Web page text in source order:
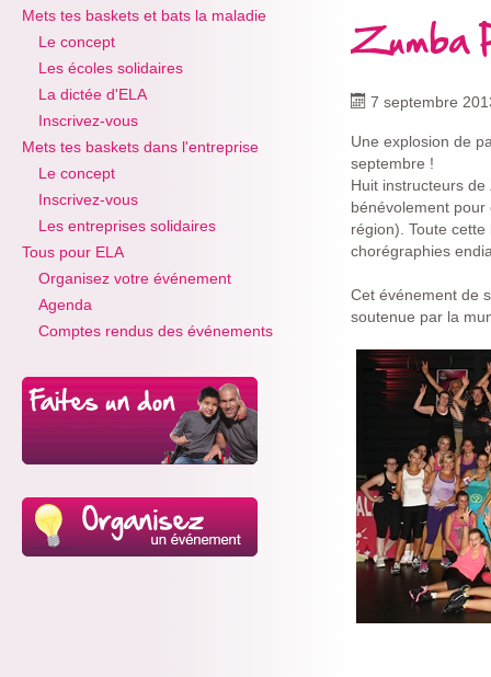
Mets tes baskets et bats la maladie
Le concept
Les écoles solidaires
La dictée d'ELA
Inscrivez-vous
Mets tes baskets dans l'entreprise
Le concept
Inscrivez-vous
Les entreprises solidaires
Tous pour ELA
Organisez votre événement
Agenda
Comptes rendus des événements
Zumba
7 septembre
Une explosion de
septembre !
Huit instructeurs de
bénévolement pour
région). Toute
chorégraphies
Cet événement de
soutenue par la